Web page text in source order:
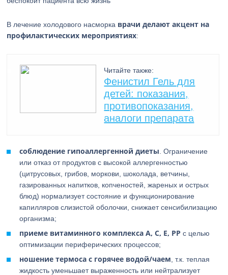
В лечение холодового насморка врачи делают акцент на
профилактических мероприятиях:
Читайте также:
Фенистил Гель для
детей: показания,
противопоказания,
аналоги препарата
соблюдение гипоаллергенной диеты . Ограничение
или отказ от продуктов с высокой аллергенностью
(цитрусовых, грибов, моркови, шоколада, ветчины,
газированных напитков, копченостей, жареных и острых
блюд) нормализует состояние и функционирование
капилляров слизистой оболочки, снижает сенсибилизацию
организма;
приеме витаминного комплекса А, С, Е, РР с целью
оптимизации периферических процессов;
ношение термоса с горячее водой/чаем , т.к. теплая
жидкость уменьшает выраженность или нейтрализует